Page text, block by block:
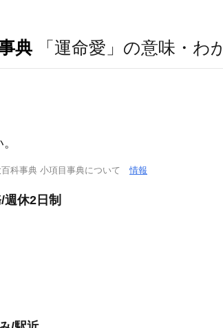
典 「運命愛」の意味・わ
百科事典 小項目事典について情報
休2日制